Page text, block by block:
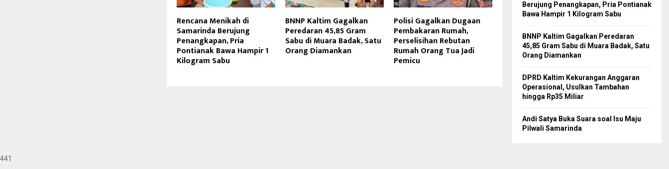
Rencana Menikah di
Samarinda Berujung
Penangkapan, Pria
Pontianak Bawa Hampir 1
Kilogram Sabu
BNNP Kaltim Gagalkan
Peredaran 45,85 Gram
Sabu di Muara Badak, Satu
Orang Diamankan
Polisi Gagalkan Dugaan
Pembakaran Rumah,
Perselisihan Rebutan
Rumah Orang Tua Jadi
Pemicu
Berujung Penangkapan, Pria Pontianak
Bawa Hampir 1 Kilogram Sabu
BNNP Kaltim Gagalkan Peredaran
45,85 Gram Sabu di Muara Badak, Satu
Orang Diamankan
DPRD Kaltim Kekurangan Anggaran
Operasional, Usulkan Tambahan
hingga Rp35 Miliar
Andi Satya Buka Suara soal Isu Maju
Pilwali Samarinda
441